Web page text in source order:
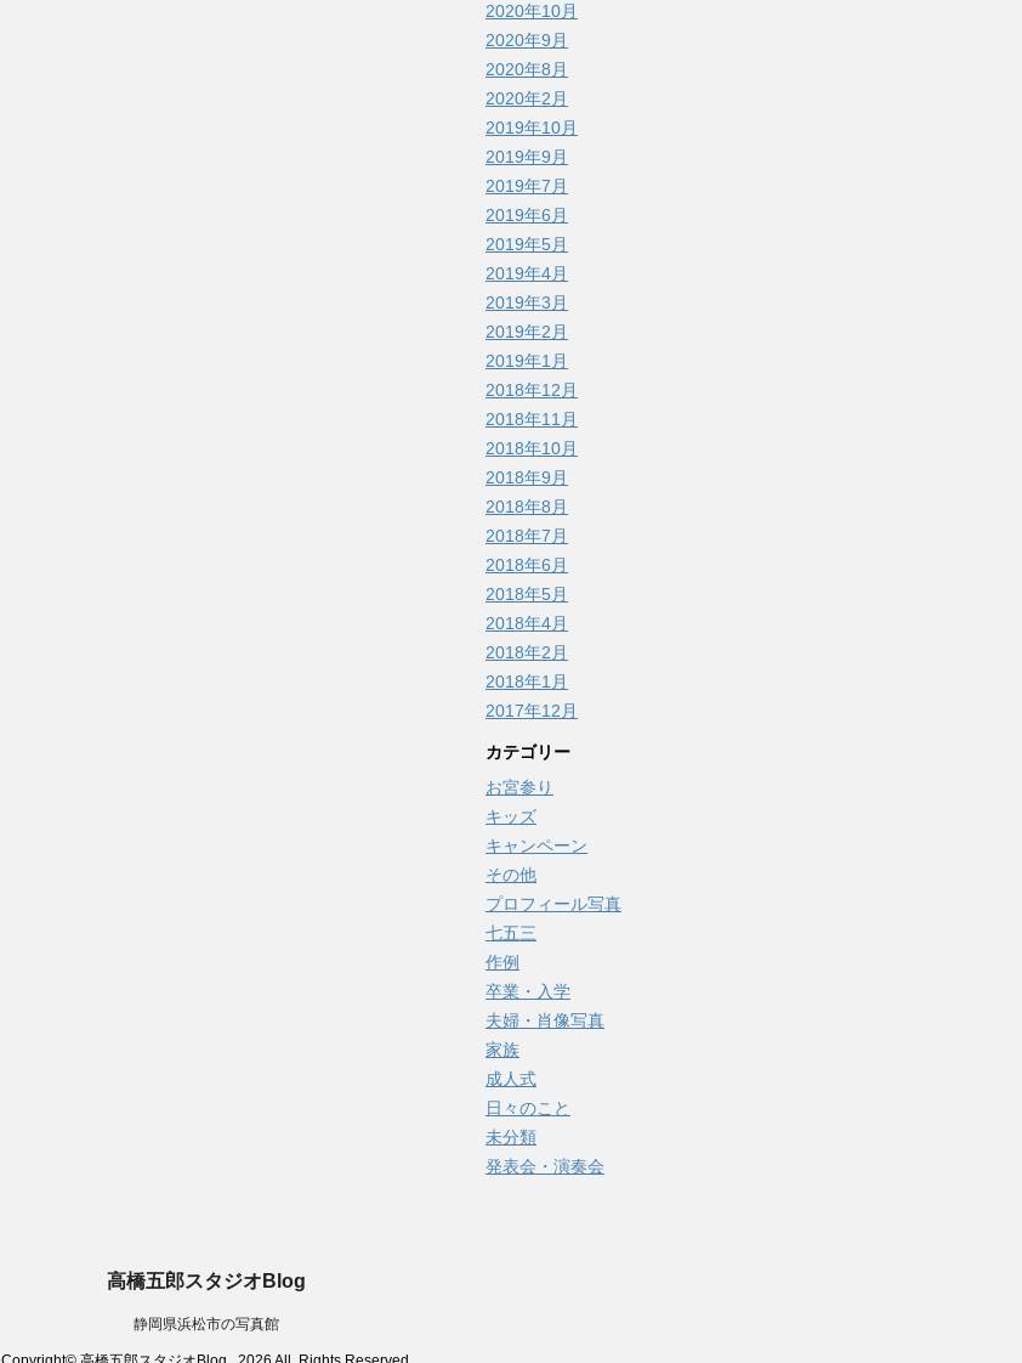
2020年10月
2020年9月
2020年8月
2020年2月
2019年10月
2019年9月
2019年7月
2019年6月
2019年5月
2019年4月
2019年3月
2019年2月
2019年1月
2018年12月
2018年11月
2018年10月
2018年9月
2018年8月
2018年7月
2018年6月
2018年5月
2018年4月
2018年2月
2018年1月
2017年12月
カテゴリー
お宮参り
キッズ
キャンペーン
その他
プロフィール写真
七五三
作例
卒業・入学
夫婦・肖像写真
家族
成人式
日々のこと
未分類
発表会・演奏会
高橋五郎スタジオBlog
静岡県浜松市の写真館